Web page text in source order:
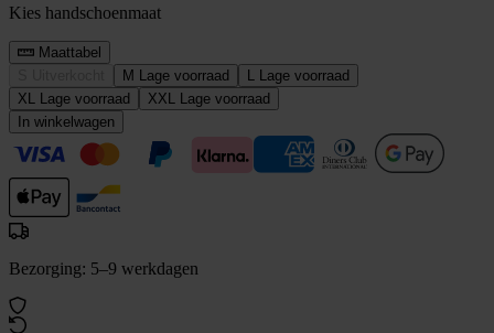
Kies handschoenmaat
Maattabel
M Lage voorraad L Lage voorraad
XL Lage voorraad XXL Lage voorraad
In winkelwagen
Bezorging: 5–9 werkdagen